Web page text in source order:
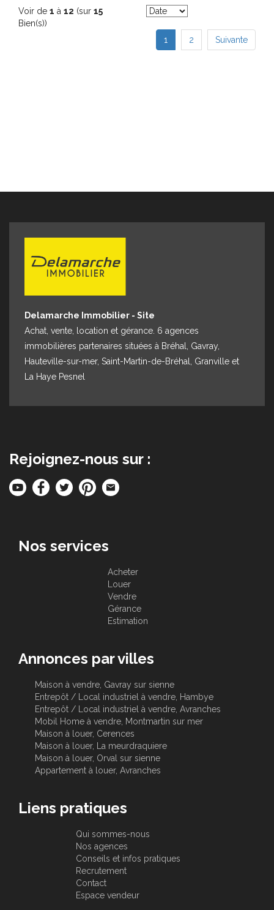
Contactez-nous dès maintenant pour plus
d'informations ou organiser une visite ! PRIX : 50 000 €
Honoraires charge vendeur. "Les informations sur les
risques auxquels ce bien est exposé sont disponibles
sur le site Géorisques : www.georisques.gouv.fr"
Voir de 1 à 12 (sur 15
Bien(s))
1
2 Suivante
Delamarche Immobilier - Site
Achat, vente, location et gérance. 6 agences
immobilières partenaires situées à Bréhal, Gavray,
Hauteville-sur-mer, Saint-Martin-de-Bréhal, Granville et
La Haye Pesnel
Rejoignez-nous sur :
Nos services
Acheter
Louer
Vendre
Gérance
Estimation
Annonces par villes
Maison à vendre, Gavray sur sienne
Entrepôt / Local industriel à vendre, Hambye
Entrepôt / Local industriel à vendre, Avranches
Mobil Home à vendre, Montmartin sur mer
Maison à louer, Cerences
Maison à louer, La meurdraquiere
Maison à louer, Orval sur sienne
Appartement à louer, Avranches
Liens pratiques
Qui sommes-nous
Nos agences
Conseils et infos pratiques
Recrutement
Contact
Espace vendeur